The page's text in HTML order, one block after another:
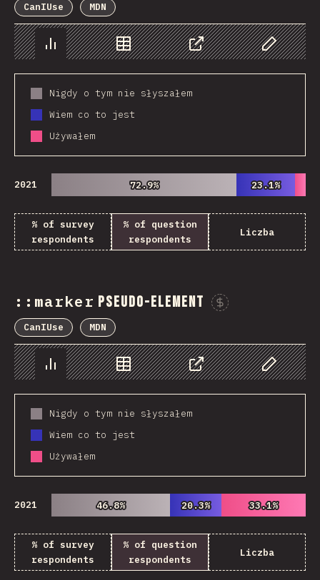
CanIUse MDN
Chart Data Share Customize
Nigdy o tym nie słyszałem
Wiem co to jest
Używałem
2021 72.9%
72.9% 23.1%
23.1%
% of survey
respondents
% of question
respondents
Liczba
::marker pseudo-element
CanIUse MDN
Chart Data Share Customize
Nigdy o tym nie słyszałem
Wiem co to jest
Używałem
2021 46.8%
46.8% 20.3%
20.3% 33.1%
33.1%
% of survey
respondents
% of question
respondents
Liczba